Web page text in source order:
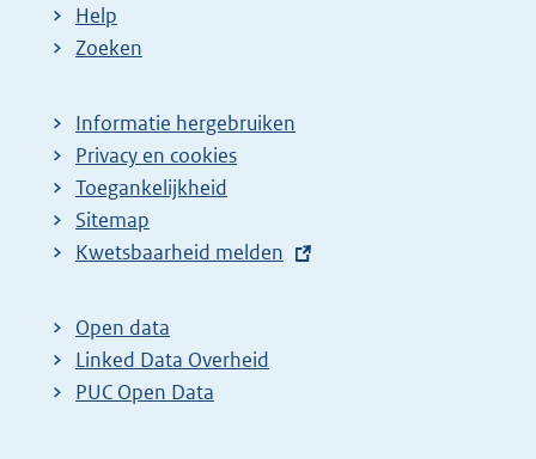
Help
Zoeken
Informatie hergebruiken
Privacy en cookies
Toegankelijkheid
Sitemap
E
t
e
r
Kwetsbaarheid melden
Open data
Linked Data Overheid
PUC Open Data